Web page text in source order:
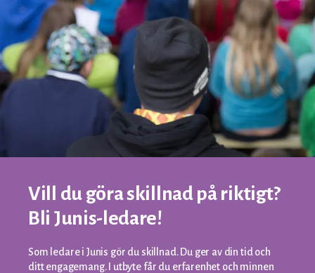
Vill du göra skillnad på riktigt?
Bli Junis-ledare!
Som ledare i Junis gör du skillnad. Du ger av din tid och
ditt engagemang. I utbyte får du erfarenhet och minnen